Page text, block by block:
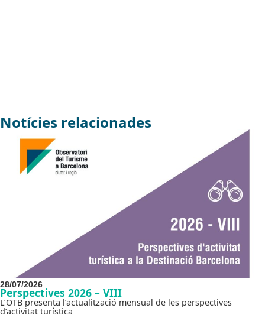
Notícies relacionades
28/07/2026
Perspectives 2026 – VIII
L’OTB presenta l’actualització mensual de les perspectives
d’activitat turística